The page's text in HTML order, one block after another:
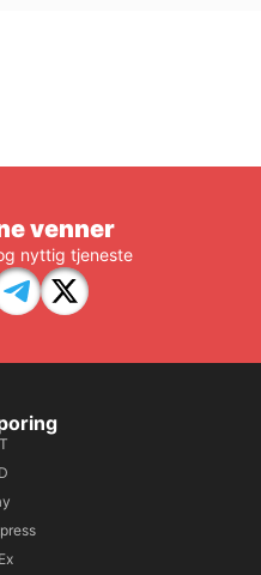
venner
nyttig tjeneste